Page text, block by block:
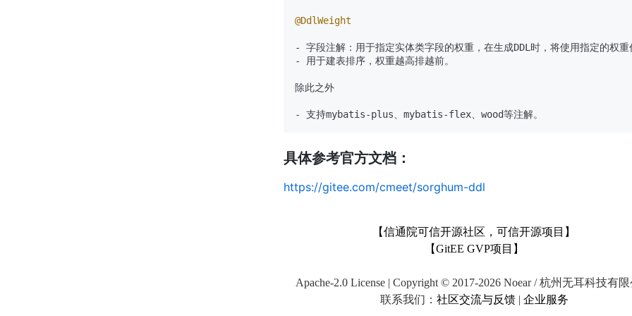
@DdlWeight
- 字段注解：用于指定实体类字段的权重，在生成DDL时，将使用指定的权重
- 用于建表排序，权重越高排越前。
除此之外
具体参考官方文档：
https://gitee.com/cmeet/sorghum-ddl
【信通院可信开源社区，可信开源项目】
【GitEE GVP项目】
Apache-2.0 License | Copyright © 2017-2026 Noear / 杭州无耳科技有限
联系我们： 社区交流与反馈| 企业服务